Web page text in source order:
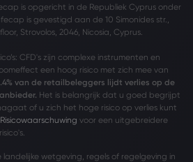
is opgericht in de Republiek Cyprus onder
is gevestigd aan de 10 Simonides str.,
Strovolos, 2046, Nicosia, Cyprus.
CFD's zijn complexe instrumenten en
een hoog risico met zich mee van
van de retailbeleggers lijdt verlies op de
Het is belangrijk dat u goed begrijpt
of u zich het hoge risico op verlies kunt
Risicowaarschuwing voor een uitgebreidere
wetgeving, regels of regelgeving in